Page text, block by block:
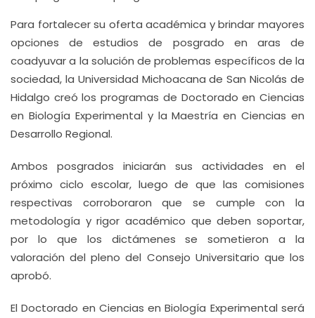
Para fortalecer su oferta académica y brindar mayores
opciones de estudios de posgrado en aras de
coadyuvar a la solución de problemas específicos de la
sociedad, la Universidad Michoacana de San Nicolás de
Hidalgo creó los programas de Doctorado en Ciencias
en Biología Experimental y la Maestría en Ciencias en
Desarrollo Regional.
Ambos posgrados iniciarán sus actividades en el
próximo ciclo escolar, luego de que las comisiones
respectivas corroboraron que se cumple con la
metodología y rigor académico que deben soportar,
por lo que los dictámenes se sometieron a la
valoración del pleno del Consejo Universitario que los
aprobó.
El Doctorado en Ciencias en Biología Experimental será